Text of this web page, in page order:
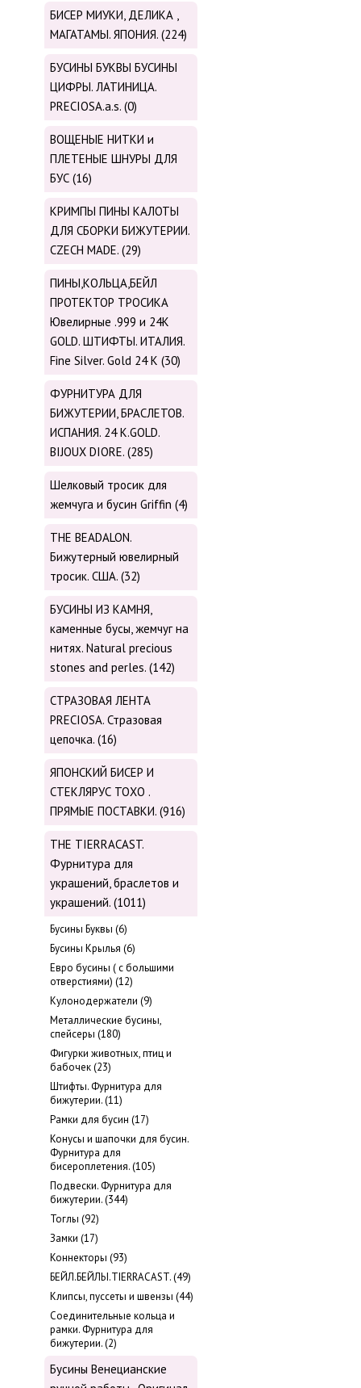
БИСЕР МИУКИ, ДЕЛИКА ,
МАГАТАМЫ. ЯПОНИЯ. (224)
БУСИНЫ БУКВЫ БУСИНЫ
ЦИФРЫ. ЛАТИНИЦА.
PRECIOSA.a.s. (0)
ВОЩЕНЫЕ НИТКИ и
ПЛЕТЕНЫЕ ШНУРЫ ДЛЯ
БУС (16)
КРИМПЫ ПИНЫ КАЛОТЫ
ДЛЯ СБОРКИ БИЖУТЕРИИ.
CZECH MADE. (29)
ПИНЫ,КОЛЬЦА,БЕЙЛ
ПРОТЕКТОР ТРОСИКА
Ювелирные .999 и 24К
GOLD. ШТИФТЫ. ИТАЛИЯ.
Fine Silver. Gold 24 K (30)
ФУРНИТУРА ДЛЯ
БИЖУТЕРИИ, БРАСЛЕТОВ.
ИСПАНИЯ. 24 K.GOLD.
BIJOUX DIORE. (285)
Шелковый тросик для
жемчуга и бусин Griffin (4)
THE BEADALON.
Бижутерный ювелирный
тросик. США. (32)
БУСИНЫ ИЗ КАМНЯ,
каменные бусы, жемчуг на
нитях. Natural precious
stones and perles. (142)
СТРАЗОВАЯ ЛЕНТА
PRECIOSA. Стразовая
цепочка. (16)
ЯПОНСКИЙ БИСЕР И
СТЕКЛЯРУС TOХО .
ПРЯМЫЕ ПОСТАВКИ. (916)
THE TIERRACAST.
Фурнитура для
украшений, браслетов и
украшений. (1011)
Бусины Буквы (6)
Бусины Крылья (6)
Евро бусины ( с большими
отверстиями) (12)
Кулонодержатели (9)
Металлические бусины,
cпейсеры (180)
Фигурки животных, птиц и
бабочек (23)
Штифты. Фурнитура для
бижутерии. (11)
Рамки для бусин (17)
Конусы и шапочки для бусин.
Фурнитура для
бисероплетения. (105)
Подвески. Фурнитура для
бижутерии. (344)
Тоглы (92)
Замки (17)
Коннекторы (93)
БЕЙЛ.БЕЙЛЫ.TIERRACAST. (49)
Клипсы, пуссеты и швензы (44)
Соединительные кольца и
рамки. Фурнитура для
бижутерии. (2)
Бусины Венецианские